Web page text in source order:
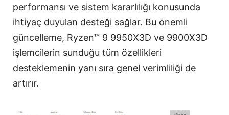
performansı ve sistem kararlılığı konusunda
ihtiyaç duyulan desteği sağlar. Bu önemli
güncelleme, Ryzen™ 9 9950X3D ve 9900X3D
işlemcilerin sunduğu tüm özellikleri
desteklemenin yanı sıra genel verimliliği de
artırır.